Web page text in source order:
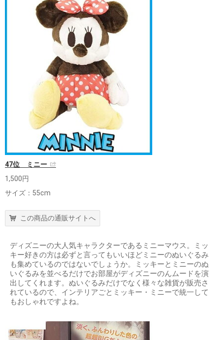
47位 ミニー
1,500円
サイズ：55cm
この商品の通販サイトへ
ディズニーの大人気キャラクターであるミニーマウス。ミッ
キー好きの方は必ずと言ってもいいほどミニーのぬいぐるみ
も集めているのではないでしょうか。ミッキーとミニーのぬ
いぐるみを並べるだけでお部屋がディズニーのんムードを演
出してくれます。ぬいぐるみだけでなく様々な雑貨が販売さ
れているので、インテリアごとミッキー・ミニーで統一して
もおしゃれですよね。